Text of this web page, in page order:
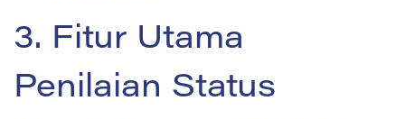
3. Fitur Utama
Penilaian Status